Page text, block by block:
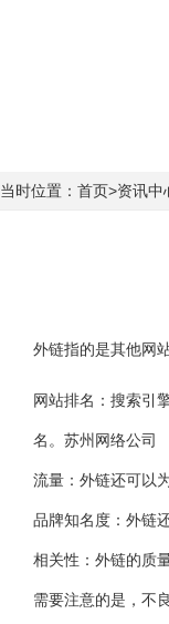
当时位置：首页>资讯中
外链指的是其他网
网站排名：搜索引
名。苏州网络公司
流量：外链还可以
品牌知名度：外链
相关性：外链的质
需要注意的是，不